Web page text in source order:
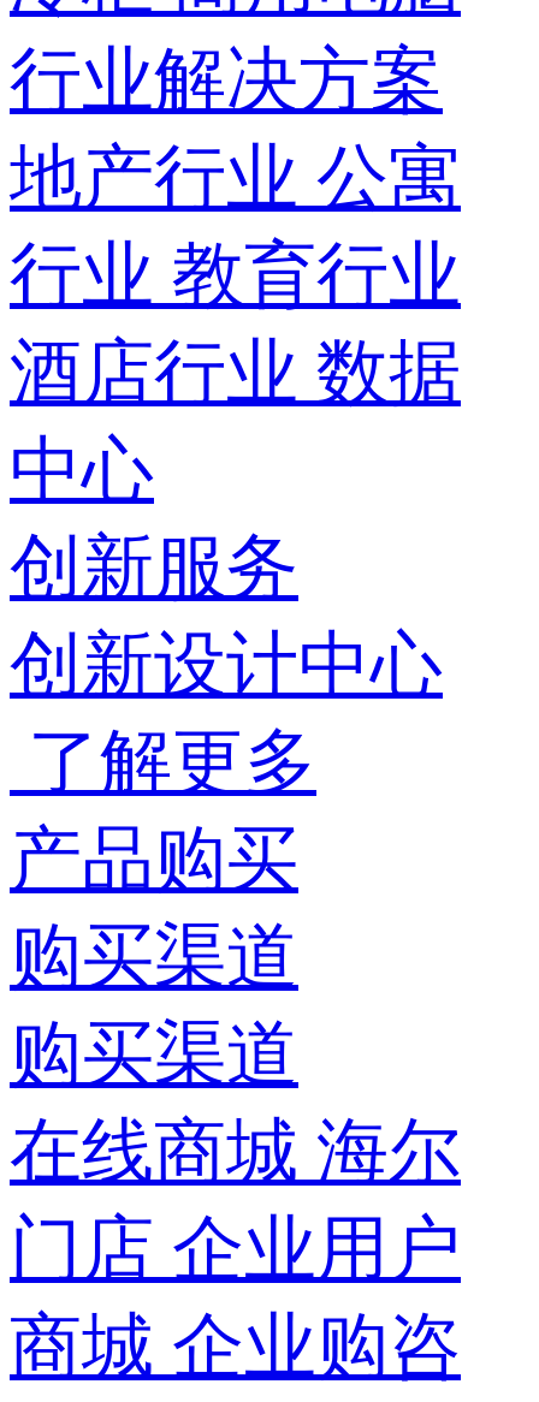
行业解决方案
地产行业 公寓
行业 教育行业
酒店行业 数据
中心
创新服务
创新设计中心
了解更多
产品购买
购买渠道
购买渠道
在线商城 海尔
门店 企业用户
商城 企业购咨